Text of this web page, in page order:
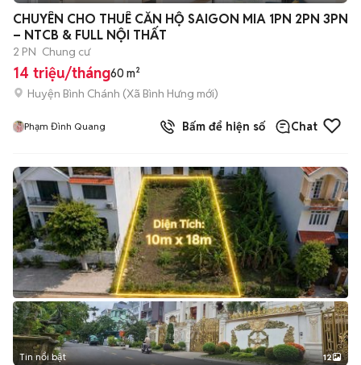
CHUYÊN CHO THUÊ CĂN HỘ SAIGON MIA 1PN 2PN 3PN
– NTCB & FULL NỘI THẤT
2 PN Chung cư
14 triệu/tháng60 m²
Huyện Bình Chánh (Xã Bình Hưng mới)
Phạm Đình Quang Bấm để hiện số Chat
Tin nổi bật 12